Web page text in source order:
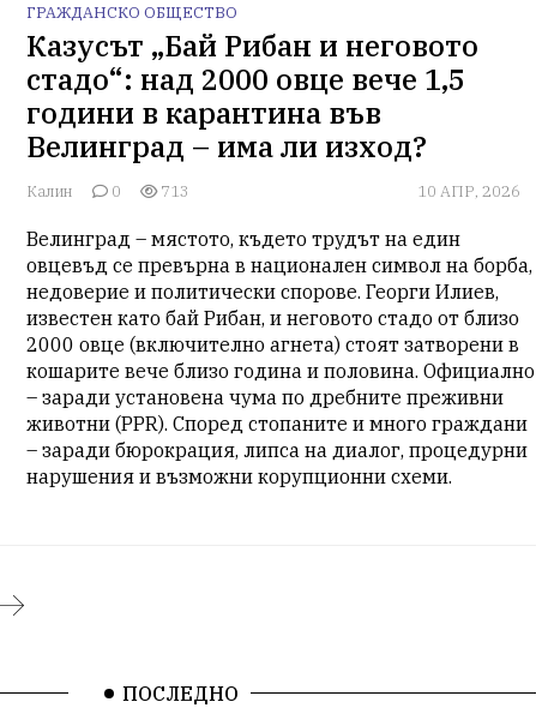
ГРАЖДАНСКО ОБЩЕСТВО
Казусът „Бай Рибан и неговото
стадо“: над 2000 овце вече 1,5
години в карантина във
Велинград – има ли изход?
Калин 0 713 10 АПР, 2026
Велинград – мястото, където трудът на един
овцевъд се превърна в национален символ на борба,
недоверие и политически спорове. Георги Илиев,
известен като бай Рибан, и неговото стадо от близо
2000 овце (включително агнета) стоят затворени в
кошарите вече близо година и половина. Официално
– заради установена чума по дребните преживни
животни (PPR). Според стопаните и много граждани
– заради бюрокрация, липса на диалог, процедурни
нарушения и възможни корупционни схеми.
ПОСЛЕДНО